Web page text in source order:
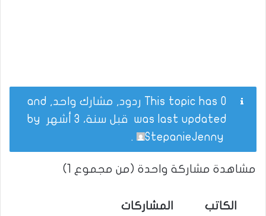
This topic has 0 ردود, مشارك واحد, and
was last updated قبل سنة، 3 أشهر
StepanieJenny
.
مشاهدة مشاركة واحدة (من مجموع 1)
الكاتب المشاركات